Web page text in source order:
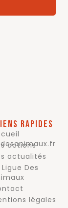
rapides
actions
actualités
Ligue Des
légales